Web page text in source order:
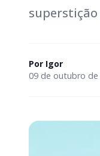
Por Igor
09 de outubro de